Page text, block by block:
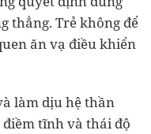
thẳng. Trẻ không để
ăn vạ điều khiển
làm dịu hệ thần
tĩnh và thái độ